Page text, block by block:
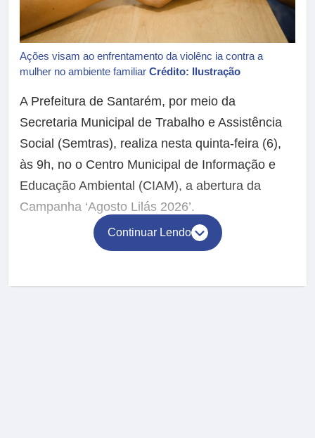
Ações visam ao enfrentamento da violênc ia contra a
mulher no ambiente familiar Crédito: Ilustração
A Prefeitura de Santarém, por meio da
Secretaria Municipal de Trabalho e Assistência
Social (Semtras), realiza nesta quinta-feira (6),
às 9h, no o Centro Municipal de Informação e
Educação Ambiental (CIAM), a abertura da
Campanha ‘Agosto Lilás 2026’.
Continuar Lendo